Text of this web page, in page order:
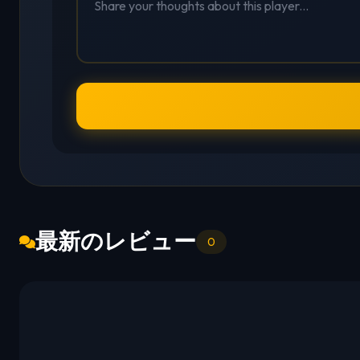
最新のレビュー 0